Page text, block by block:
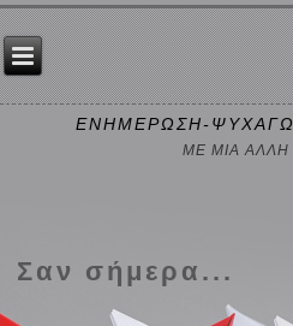
ΕΝΗΜΕΡΩΣΗ-
ΜΕ ΜΙΑ ΑΛΛΗ
Σαν σήμερα...